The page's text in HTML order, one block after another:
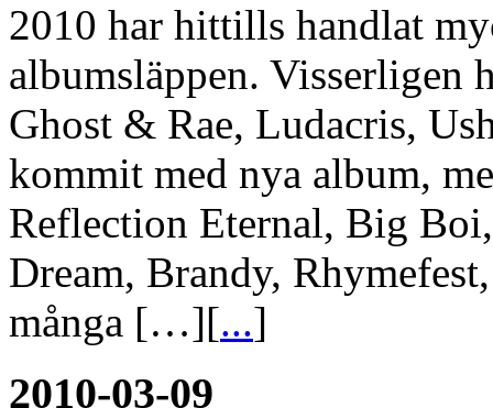
2010 har hittills handlat
albumsläppen. Visserligen
Ghost & Rae, Ludacris,
kommit med nya album,
Reflection Eternal, Big
Dream, Brandy,
många […][...]
2010-03-09